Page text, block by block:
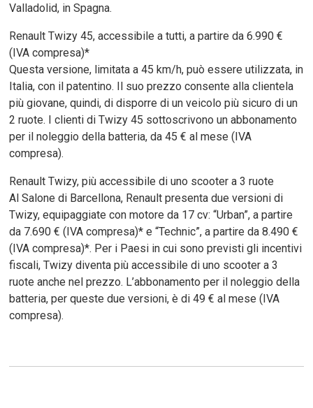
Valladolid, in Spagna.
Renault Twizy 45, accessibile a tutti, a partire da 6.990 €
(IVA compresa)*
Questa versione, limitata a 45 km/h, può essere utilizzata, in
Italia, con il patentino. Il suo prezzo consente alla clientela
più giovane, quindi, di disporre di un veicolo più sicuro di un
2 ruote. I clienti di Twizy 45 sottoscrivono un abbonamento
per il noleggio della batteria, da 45 € al mese (IVA
compresa).
Renault Twizy, più accessibile di uno scooter a 3 ruote
Al Salone di Barcellona, Renault presenta due versioni di
Twizy, equipaggiate con motore da 17 cv: “Urban”, a partire
da 7.690 € (IVA compresa)* e “Technic”, a partire da 8.490 €
(IVA compresa)*. Per i Paesi in cui sono previsti gli incentivi
fiscali, Twizy diventa più accessibile di uno scooter a 3
ruote anche nel prezzo. L’abbonamento per il noleggio della
batteria, per queste due versioni, è di 49 € al mese (IVA
compresa).